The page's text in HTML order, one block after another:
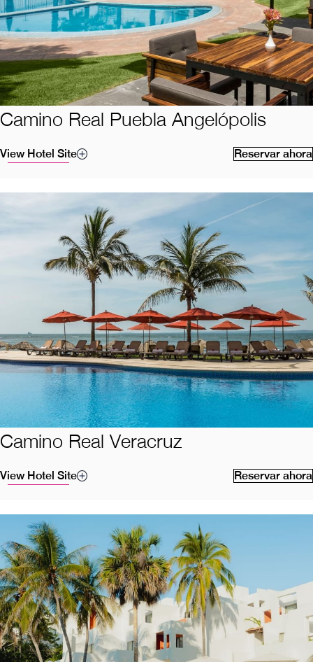
Camino Real Puebla Angelópolis
Reservar ahora
View Hotel Site
Camino Real Veracruz
Reservar ahora
View Hotel Site